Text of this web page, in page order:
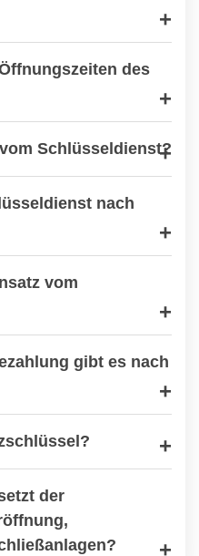
des
Schlüsseldienst?
nach
vom
gibt es nach
der